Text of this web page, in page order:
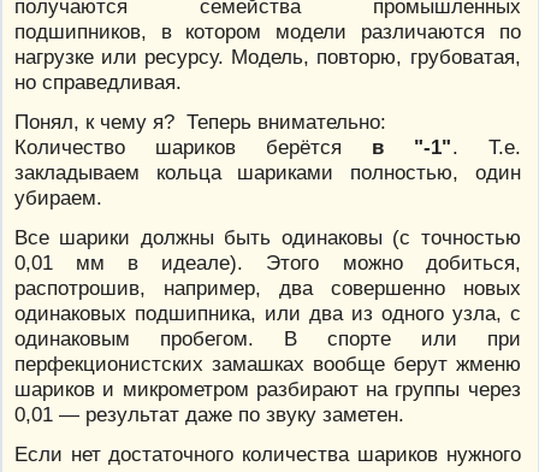
получаются семейства промышленных
подшипников, в котором модели различаются по
нагрузке или ресурсу. Модель, повторю, грубоватая,
но справедливая.
Понял, к чему я? Теперь внимательно:
Количество шариков берётся в "-1". Т.е.
закладываем кольца шариками полностью, один
убираем.
Все шарики должны быть одинаковы (с точностью
0,01 мм в идеале). Этого можно добиться,
распотрошив, например, два совершенно новых
одинаковых подшипника, или два из одного узла, с
одинаковым пробегом. В спорте или при
перфекционистских замашках вообще берут жменю
шариков и микрометром разбирают на группы через
0,01 — результат даже по звуку заметен.
Если нет достаточного количества шариков нужного